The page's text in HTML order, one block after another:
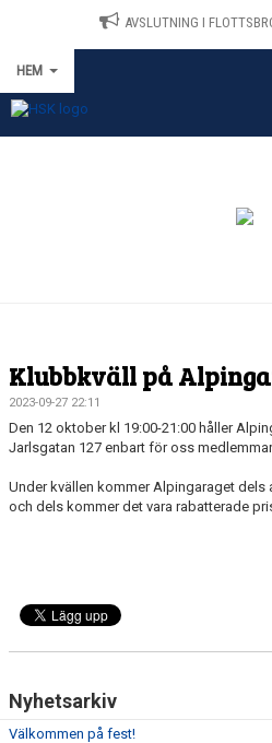
AVSLUTNING I
HEM
OM KLUBBEN
KONTAKT
DOKUMENT
Klubbkväll på
2023-09-27 22:11
Den 12 oktober kl 19:00-21:00 håller
Jarlsgatan 127 enbart för oss
Under kvällen kommer Alpingaraget
och dels kommer det vara rabatterade
Nyhetsarkiv
Välkommen på fest!